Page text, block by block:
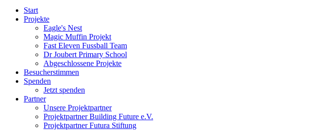
Start
Projekte
Eagle's Nest
Magic Muffin Projekt
Fast Eleven Fussball Team
Dr Joubert Primary School
Abgeschlossene Projekte
Besucherstimmen
Spenden
Jetzt spenden
Partner
Unsere Projektpartner
Projektpartner Building Future e.V.
Projektpartner Futura Stiftung